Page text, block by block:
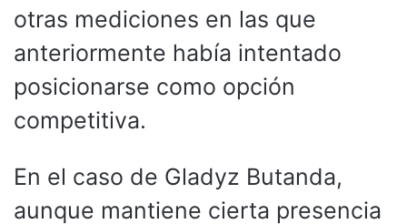
otras mediciones en las que
anteriormente había intentado
posicionarse como opción
competitiva.
En el caso de Gladyz Butanda,
aunque mantiene cierta presencia